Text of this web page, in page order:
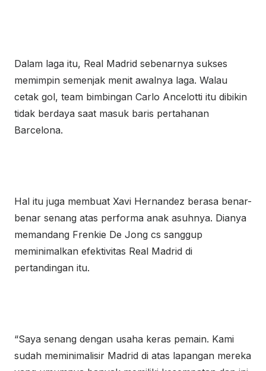
Dalam laga itu, Real Madrid sebenarnya sukses
memimpin semenjak menit awalnya laga. Walau
cetak gol, team bimbingan Carlo Ancelotti itu dibikin
tidak berdaya saat masuk baris pertahanan
Barcelona.
Hal itu juga membuat Xavi Hernandez berasa benar-
benar senang atas performa anak asuhnya. Dianya
memandang Frenkie De Jong cs sanggup
meminimalkan efektivitas Real Madrid di
pertandingan itu.
“Saya senang dengan usaha keras pemain. Kami
sudah meminimalisir Madrid di atas lapangan mereka